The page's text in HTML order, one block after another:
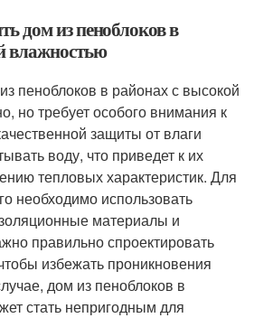
дом из пеноблоков в
влажностью
пеноблоков в районах с высокой
но требует особого внимания к
защиты от влаги
воду, что приведет к их
тепловых характеристик. Для
необходимо использовать
материалы и
правильно спроектировать
избежать проникновения
дом из пеноблоков в
стать непригодным для